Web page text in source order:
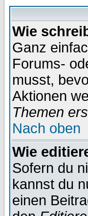
Wie
Ganz
Forums-
musst,
Aktionen
Themen
Nach oben
Wie
Sofern du
kannst du
einen